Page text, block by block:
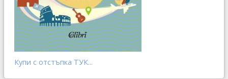
Купи с отстъпка ТУК...